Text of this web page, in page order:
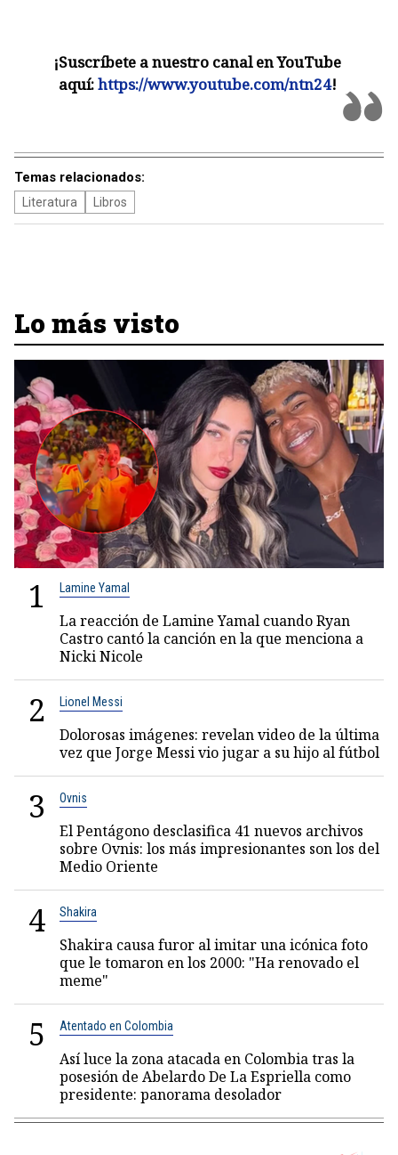
¡Suscríbete a nuestro canal en YouTube
aquí:https://www.youtube.com/ntn24!
Temas relacionados:
Literatura Libros
Lo más visto
1 Lamine Yamal
La reacción de Lamine Yamal cuando Ryan
Castro cantó la canción en la que menciona a
Nicki Nicole
2 Lionel Messi
Dolorosas imágenes: revelan video de la última
vez que Jorge Messi vio jugar a su hijo al fútbol
3 Ovnis
El Pentágono desclasifica 41 nuevos archivos
sobre Ovnis: los más impresionantes son los del
Medio Oriente
4 Shakira
Shakira causa furor al imitar una icónica foto
que le tomaron en los 2000: "Ha renovado el
meme"
5 Atentado en Colombia
Así luce la zona atacada en Colombia tras la
posesión de Abelardo De La Espriella como
presidente: panorama desolador